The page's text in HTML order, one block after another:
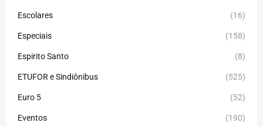
Escolares (16)
Especiais (158)
Espirito Santo (8)
ETUFOR e Sindiônibus (525)
Euro 5 (52)
Eventos (190)